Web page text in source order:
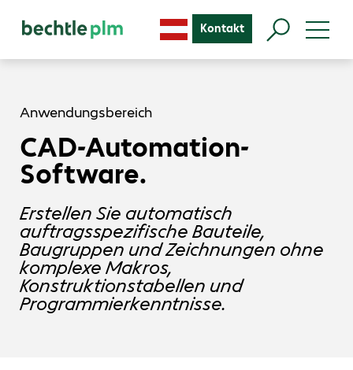
Kontakt
Anwendungsbereich
CAD-Automation-
Software.
Erstellen Sie automatisch
auftragsspezifische Bauteile,
Baugruppen und Zeichnungen ohne
komplexe Makros,
Konstruktionstabellen und
Programmierkenntnisse.